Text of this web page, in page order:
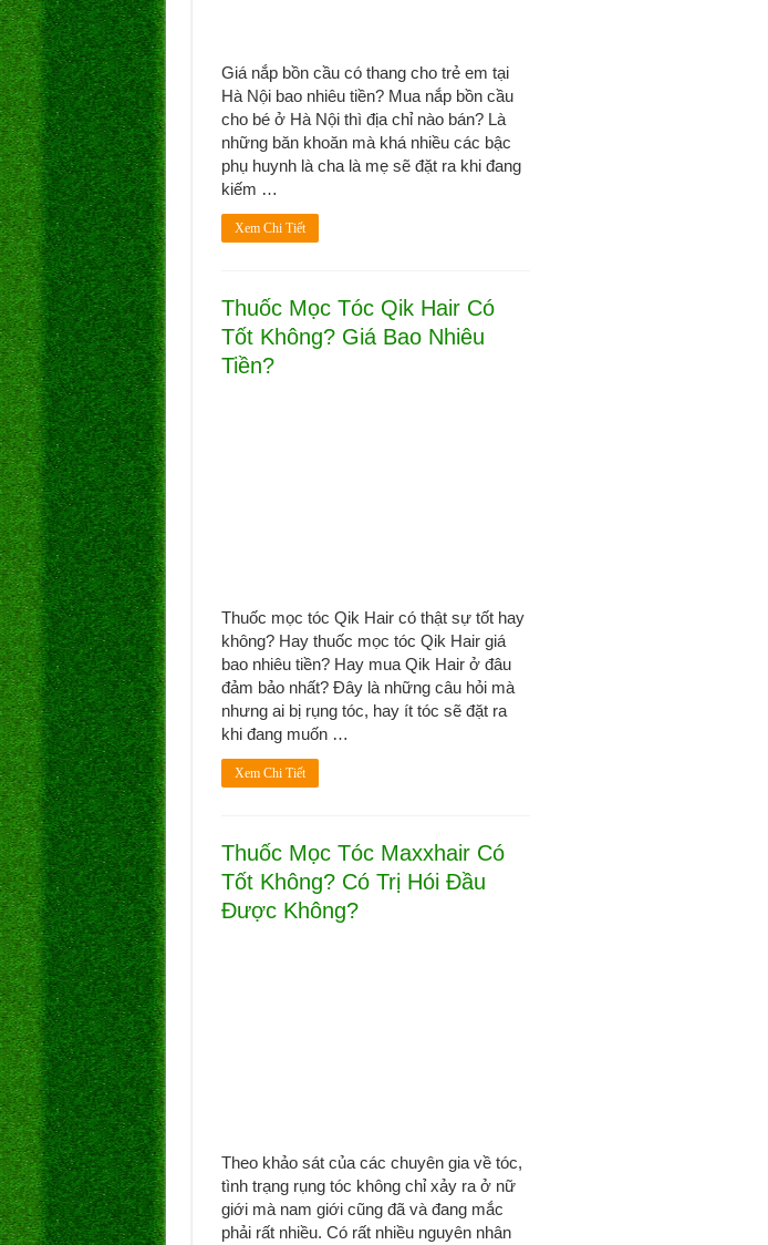
Giá nắp bồn cầu có thang cho trẻ em tại
Hà Nội bao nhiêu tiền? Mua nắp bồn cầu
cho bé ở Hà Nội thì địa chỉ nào bán? Là
những băn khoăn mà khá nhiều các bậc
phụ huynh là cha là mẹ sẽ đặt ra khi đang
kiếm …
Xem Chi Tiết
Thuốc Mọc Tóc Qik Hair Có
Tốt Không? Giá Bao Nhiêu
Tiền?
Thuốc mọc tóc Qik Hair có thật sự tốt hay
không? Hay thuốc mọc tóc Qik Hair giá
bao nhiêu tiền? Hay mua Qik Hair ở đâu
đảm bảo nhất? Đây là những câu hỏi mà
nhưng ai bị rụng tóc, hay ít tóc sẽ đặt ra
khi đang muốn …
Xem Chi Tiết
Thuốc Mọc Tóc Maxxhair Có
Tốt Không? Có Trị Hói Đầu
Được Không?
Theo khảo sát của các chuyên gia về tóc,
tình trạng rụng tóc không chỉ xảy ra ở nữ
giới mà nam giới cũng đã và đang mắc
phải rất nhiều. Có rất nhiều nguyên nhân